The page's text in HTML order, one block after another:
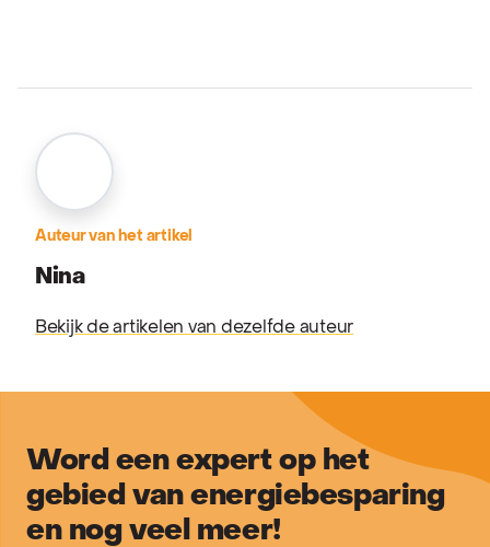
Auteur van het artikel
Nina
Bekijk de artikelen van dezelfde auteur
Word een expert op het
gebied van energiebesparing
en nog veel meer!